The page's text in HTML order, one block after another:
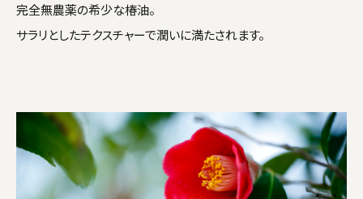
完全無農薬の希少な椿油。
サラリとしたテクスチャーで潤いに満たされます。